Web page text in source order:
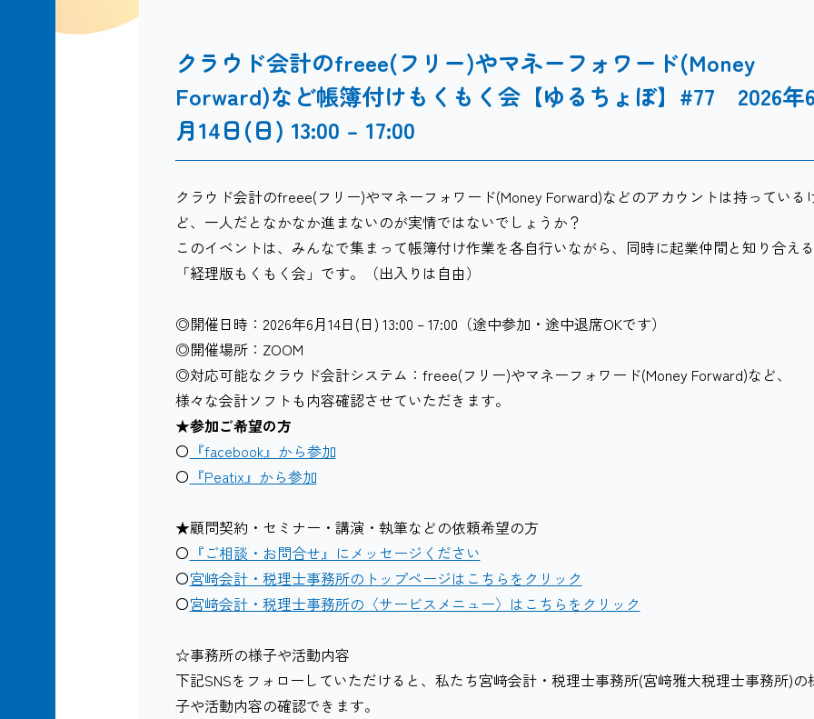
クラウド会計のfreee(フリー)やマネーフォワード(Money
Forward)など帳簿付けもくもく会【ゆるちょぼ】#77 2026年
月14日(日) 13:00 – 17:00
クラウド会計のfreee(フリー)やマネーフォワード(Money Forward)などのアカウントは持っている
ど、一人だとなかなか進まないのが実情ではないでしょうか？
このイベントは、みんなで集まって帳簿付け作業を各自行いながら、同時に起業仲間と知り合える
「経理版もくもく会」です。（出入りは自由）
◎開催日時：2026年6月14日(日) 13:00 – 17:00（途中参加・途中退席OKです）
◎開催場所：ZOOM
◎対応可能なクラウド会計システム：freee(フリー)やマネーフォワード(Money Forward)など、
様々な会計ソフトも内容確認させていただきます。
★参加ご希望の方
〇 『facebook』から参加
〇 『Peatix』から参加
★顧問契約・セミナー・講演・執筆などの依頼希望の方
〇 『ご相談・お問合せ』にメッセージください
〇宮﨑会計・税理士事務所のトップページはこちらをクリック
〇宮﨑会計・税理士事務所の〈サービスメニュー〉はこちらをクリック
☆事務所の様子や活動内容
下記SNSをフォローしていただけると、私たち宮﨑会計・税理士事務所(宮﨑雅大税理士事務所)の
子や活動内容の確認できます。